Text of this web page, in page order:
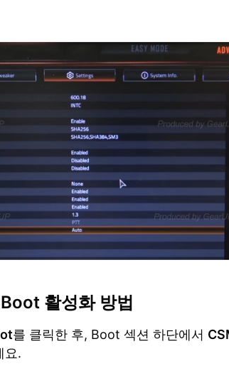
활성화 방법
를 클릭한 후, Boot 섹션 하단에서
요.